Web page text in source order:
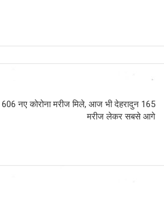
606 नए कोरोना मरीज मिले, आज भी देहरादुन 165
मरीज लेकर सबसे आगे